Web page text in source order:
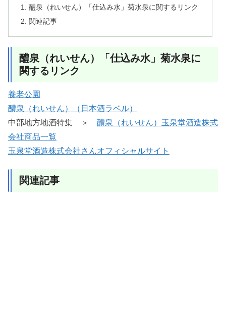
醴泉（れいせん）「仕込み水」菊水泉に関するリンク
関連記事
醴泉（れいせん）「仕込み水」菊水泉に
関するリンク
養老公園
醴泉（れいせん）（日本酒ラベル）
中部地方地酒特集 ＞ 醴泉（れいせん）玉泉堂酒造株式
会社商品一覧
玉泉堂酒造株式会社さんオフィシャルサイト
関連記事